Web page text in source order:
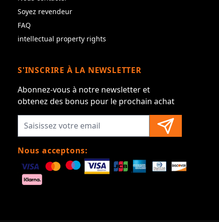
Soyez revendeur
FAQ
intellectual property rights
S'INSCRIRE À LA NEWSLETTER
Abonnez-vous à notre newsletter et
obtenez des bonus pour le prochain achat
Nous acceptons: